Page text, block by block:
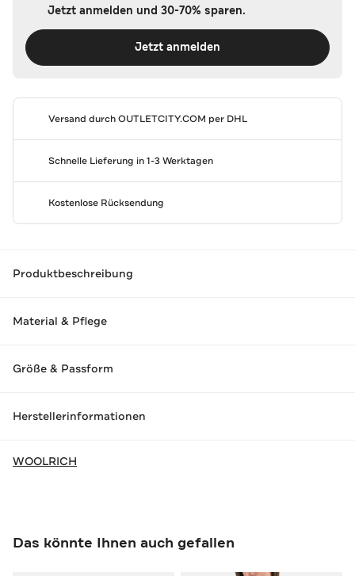
Jetzt anmelden und 30-70% sparen.
Jetzt anmelden
Versand durchOUTLETCITY.COM per DHL
Schnelle Lieferung in 1-3 Werktagen
Kostenlose Rücksendung
Produktbeschreibung
Material & Pflege
Größe & Passform
Herstellerinformationen
WOOLRICH
Das könnte Ihnen auch gefallen